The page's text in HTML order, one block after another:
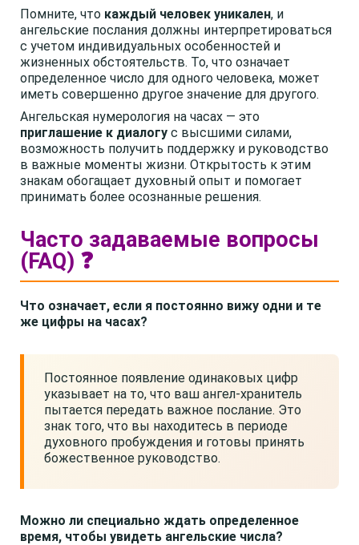
Помните, что каждый человек уникален, и
ангельские послания должны интерпретироваться
с учетом индивидуальных особенностей и
жизненных обстоятельств. То, что означает
определенное число для одного человека, может
иметь совершенно другое значение для другого.
Ангельская нумерология на часах — это
приглашение к диалогу с высшими силами,
возможность получить поддержку и руководство
в важные моменты жизни. Открытость к этим
знакам обогащает духовный опыт и помогает
принимать более осознанные решения.
Часто задаваемые вопросы
(FAQ) ❓
Что означает, если я постоянно вижу одни и те
же цифры на часах?
Постоянное появление одинаковых цифр
указывает на то, что ваш ангел-хранитель
пытается передать важное послание. Это
знак того, что вы находитесь в периоде
духовного пробуждения и готовы принять
божественное руководство.
Можно ли специально ждать определенное
время, чтобы увидеть ангельские числа?